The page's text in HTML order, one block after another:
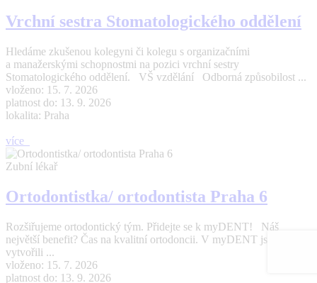
Vrchní sestra Stomatologického oddělení
Hledáme zkušenou kolegyni či kolegu s organizačními
a manažerskými schopnostmi na pozici vrchní sestry
Stomatologického oddělení. VŠ vzdělání Odborná způsobilost ...
vloženo: 15. 7. 2026
platnost do: 13. 9. 2026
lokalita: Praha
více
Zubní lékař
Ortodontistka/ ortodontista Praha 6
Rozšiřujeme ortodontický tým. Přidejte se k myDENT! Náš
největší benefit? Čas na kvalitní ortodoncii. V myDENT jsme
vytvořili ...
vloženo: 15. 7. 2026
platnost do: 13. 9. 2026